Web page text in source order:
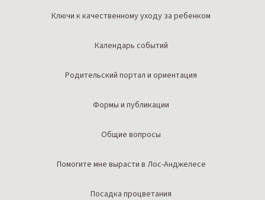
Ключи к качественному уходу за ребенком
Календарь событий
Родительский портал и ориентация
Формы и публикации
Общие вопросы
Помогите мне вырасти в Лос-Анджелесе
Посадка процветания